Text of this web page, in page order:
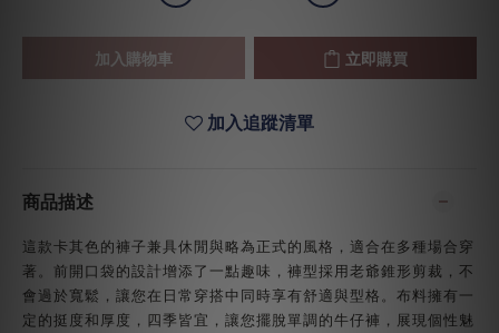
加入購物車 立即購買
加入追蹤清單
商品描述
這款卡其色的褲子兼具休閒與略為正式的風格，適合在多種場合穿
著。前開口袋的設計增添了一點趣味，褲型採用老爺錐形剪裁，不
會過於寬鬆，讓您在日常穿搭中同時享有舒適與型格。布料擁有一
定的挺度和厚度，四季皆宜，讓您擺脫單調的牛仔褲，展現個性魅